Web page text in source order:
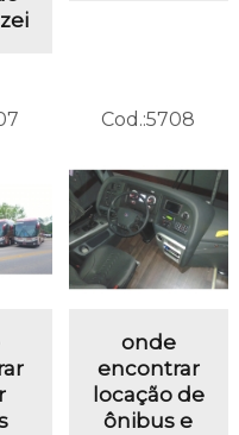
Cod.:5708
onde
encontrar
locação de
ônibus e